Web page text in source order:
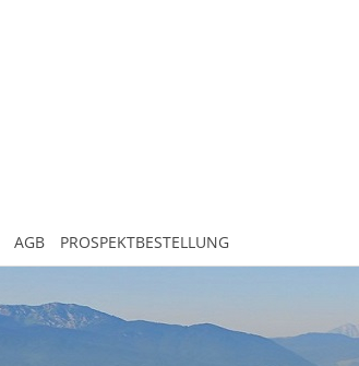
AGB PROSPEKTBESTELLUNG